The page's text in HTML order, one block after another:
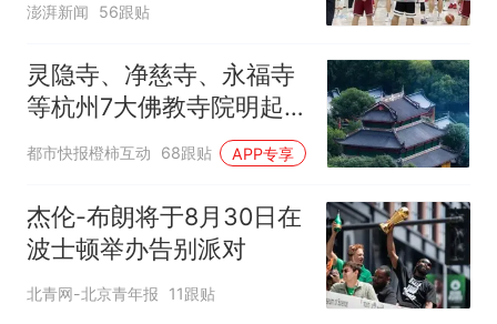
澎湃新闻 56跟贴
灵隐寺、净慈寺、永福寺
等杭州7大佛教寺院明起
临时关闭，别跑空了
都市快报橙柿互动 68跟贴 APP专享
杰伦-布朗将于8月30日在
波士顿举办告别派对
北青网-北京青年报 11跟贴